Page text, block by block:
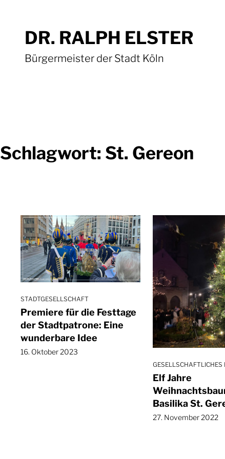
springenDR. RALPH ELSTER
Bürgermeister der Stadt Köln
Schlagwort: St. Gereon
STADTGESELLSCHAFT
Premiere für die Festtage
der Stadtpatrone: Eine
wunderbare Idee
16. Oktober 2023
GESELLSCHAFTLICHES
Elf Jahre
Basilika St.
27. November 2022